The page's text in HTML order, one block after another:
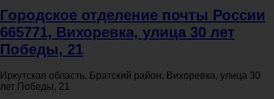
Городское отделение почты России
665771, Вихоревка, улица 30 лет
Победы, 21
Иркутская область, Братский район, Вихоревка, улица 30
лет Победы, 21